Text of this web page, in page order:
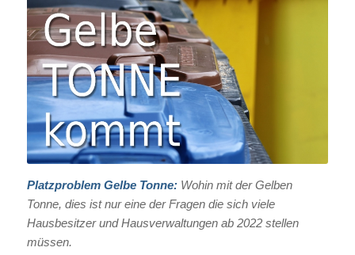
Platzproblem Gelbe Tonne: Wohin mit der Gelben
Tonne, dies ist nur eine der Fragen die sich viele
Hausbesitzer und Hausverwaltungen ab 2022 stellen
müssen.